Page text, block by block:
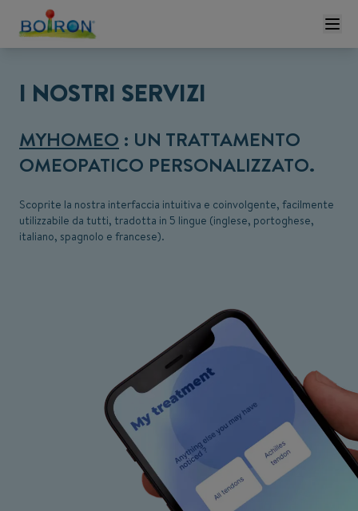
I NOSTRI SERVIZI
MYHOMEO : UN TRATTAMENTO
OMEOPATICO PERSONALIZZATO.
Scoprite la nostra interfaccia intuitiva e coinvolgente, facilmente
utilizzabile da tutti, tradotta in 5 lingue (inglese, portoghese,
italiano, spagnolo e francese).